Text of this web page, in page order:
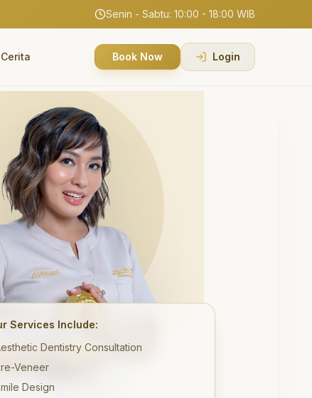
Senin - Sabtu: 10:00 - 18:00 WIB
Cerita Book Now Login
Services Include:
Dentistry Consultation
Veneer
Design